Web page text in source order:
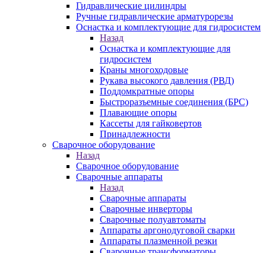
Гидравлические цилиндры
Ручные гидравлические арматурорезы
Оснастка и комплектующие для гидросистем
Назад
Оснастка и комплектующие для
гидросистем
Краны многоходовые
Рукава высокого давления (РВД)
Поддомкратные опоры
Быстроразъемные соединения (БРС)
Плавающие опоры
Кассеты для гайковертов
Принадлежности
Сварочное оборудование
Назад
Сварочное оборудование
Сварочные аппараты
Назад
Сварочные аппараты
Сварочные инверторы
Сварочные полуавтоматы
Аппараты аргонодуговой сварки
Аппараты плазменной резки